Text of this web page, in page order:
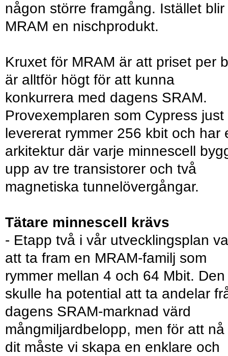
någon större framgång. Istället blir
MRAM en nischprodukt.
Kruxet för MRAM är att priset per
är alltför högt för att kunna
konkurrera med dagens SRAM.
Provexemplaren som Cypress just
levererat rymmer 256 kbit och har
arkitektur där varje minnescell
upp av tre transistorer och två
magnetiska tunnelövergångar.
Tätare minnescell krävs
- Etapp två i vår utvecklingsplan
att ta fram en MRAM-familj som
rymmer mellan 4 och 64 Mbit. Den
skulle ha potential att ta andelar
dagens SRAM-marknad värd
mångmiljardbelopp, men för att nå
dit måste vi skapa en enklare och